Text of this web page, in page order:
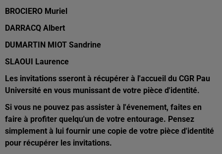
BROCIERO Muriel
DARRACQ Albert
DUMARTIN MIOT Sandrine
SLAOUI Laurence
Les invitations sseront à récupérer à l'accueil du CGR Pau
Université en vous munissant de votre pièce d'identité.
Si vous ne pouvez pas assister à l'évenement, faites en
faire à profiter quelqu'un de votre entourage. Pensez
simplement à lui fournir une copie de votre pièce d'identité
pour récupérer les invitations.